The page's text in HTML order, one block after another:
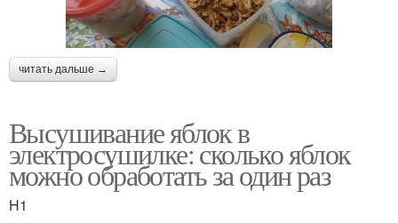
читать дальше →
Высушивание яблок в
электросушилке: сколько яблок
можно обработать за один раз
H1